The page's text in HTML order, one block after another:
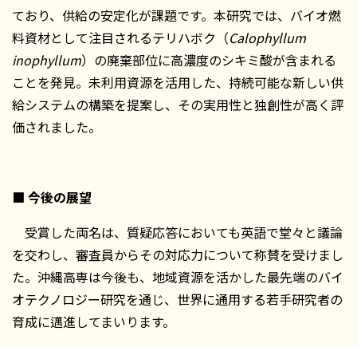
ており、供給の安定化が課題です。本研究では、バイオ燃
料資材として注目されるテリハボク（Calophyllum
inophyllum）の廃棄部位に高濃度のシキミ酸が含まれる
ことを発見。未利用資源を活用した、持続可能な新しい供
給システムの構築を提案し、その実用性と独創性が高く評
価されました。
■ 今後の展望
受賞した両名は、質疑応答においても英語で堂々と議論
を交わし、審査員からその対応力について称賛を受けまし
た。沖縄高専は今後も、地域資源を活かした最先端のバイ
オテクノロジー研究を通じ、世界に通用する若手研究者の
育成に邁進してまいります。